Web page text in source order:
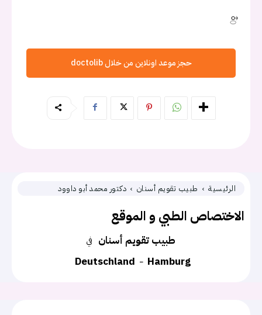
الرئيسية طبيب تقويم أسنان دكتور محمد أبو داوود
الاختصاص الطبي و الموقع
في طبيب تقويم أسنان
Deutschland
Hamburg
حجز موعد اونلاين من خلال doctolib